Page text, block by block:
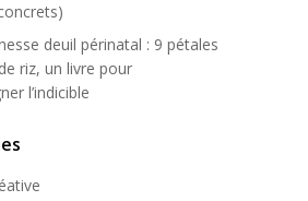
deuil périnatal : 9 pétales
riz, un livre pour
l’indicible